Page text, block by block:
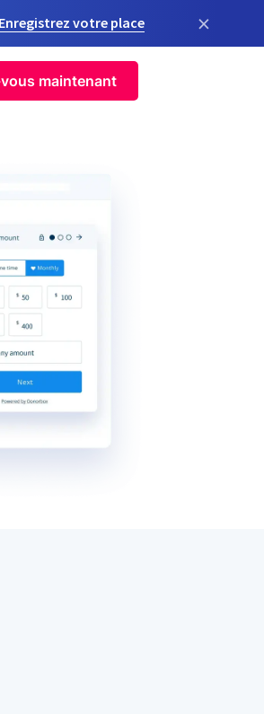
Enregistrez votre place ×
maintenant